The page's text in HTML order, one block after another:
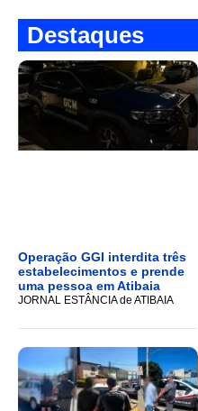
Destaques
Operação GGI interdita três
estabelecimentos e prende
uma pessoa em Atibaia
JORNAL ESTÂNCIA de ATIBAIA